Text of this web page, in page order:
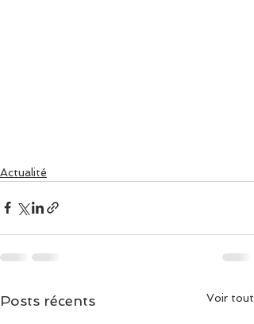
Actualité
Posts récents Voir tout